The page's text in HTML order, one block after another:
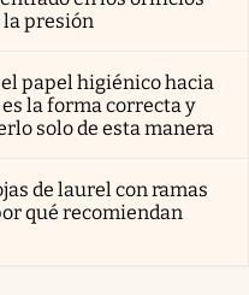
la presión
papel higiénico hacia
la forma correcta y
solo de esta manera
de laurel con ramas
qué recomiendan